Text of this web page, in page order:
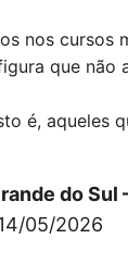
nos
que
é, aqueles
do Sul
05/2026